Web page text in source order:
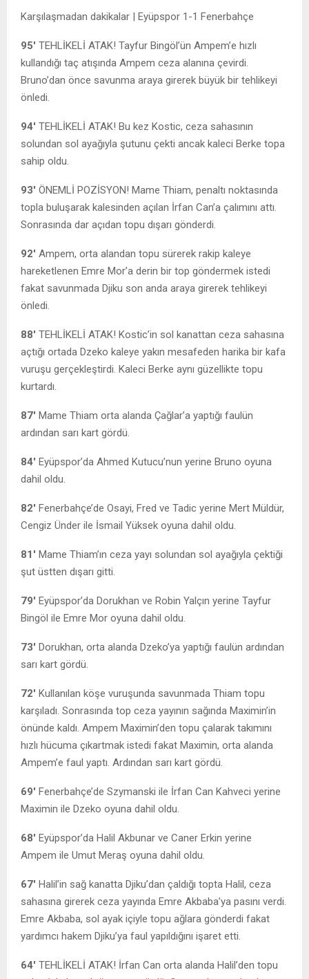
Karşılaşmadan dakikalar | Eyüpspor 1-1 Fenerbahçe
95′ TEHLİKELİ ATAK! Tayfur Bingöl’ün Ampem’e hızlı
kullandığı taç atışında Ampem ceza alanına çevirdi.
Bruno’dan önce savunma araya girerek büyük bir tehlikeyi
önledi.
94′ TEHLİKELİ ATAK! Bu kez Kostic, ceza sahasının
solundan sol ayağıyla şutunu çekti ancak kaleci Berke topa
sahip oldu.
93′ ÖNEMLİ POZİSYON! Mame Thiam, penaltı noktasında
topla buluşarak kalesinden açılan İrfan Can’a çalımını attı.
Sonrasında dar açıdan topu dışarı gönderdi.
92′ Ampem, orta alandan topu sürerek rakip kaleye
hareketlenen Emre Mor’a derin bir top göndermek istedi
fakat savunmada Djiku son anda araya girerek tehlikeyi
önledi.
88′ TEHLİKELİ ATAK! Kostic’in sol kanattan ceza sahasına
açtığı ortada Dzeko kaleye yakın mesafeden harika bir kafa
vuruşu gerçekleştirdi. Kaleci Berke aynı güzellikte topu
kurtardı.
87′ Mame Thiam orta alanda Çağlar’a yaptığı faulün
ardından sarı kart gördü.
84′ Eyüpspor’da Ahmed Kutucu’nun yerine Bruno oyuna
dahil oldu.
82′ Fenerbahçe’de Osayi, Fred ve Tadic yerine Mert Müldür,
Cengiz Ünder ile İsmail Yüksek oyuna dahil oldu.
81′ Mame Thiam’ın ceza yayı solundan sol ayağıyla çektiği
şut üstten dışarı gitti.
79′ Eyüpspor’da Dorukhan ve Robin Yalçın yerine Tayfur
Bingöl ile Emre Mor oyuna dahil oldu.
73′ Dorukhan, orta alanda Dzeko’ya yaptığı faulün ardından
sarı kart gördü.
72′ Kullanılan köşe vuruşunda savunmada Thiam topu
karşıladı. Sonrasında top ceza yayının sağında Maximin’in
önünde kaldı. Ampem Maximin’den topu çalarak takımını
hızlı hücuma çıkartmak istedi fakat Maximin, orta alanda
Ampem’e faul yaptı. Ardından sarı kart gördü.
69′ Fenerbahçe’de Szymanski ile İrfan Can Kahveci yerine
Maximin ile Dzeko oyuna dahil oldu.
68′ Eyüpspor’da Halil Akbunar ve Caner Erkin yerine
Ampem ile Umut Meraş oyuna dahil oldu.
67′ Halil’in sağ kanatta Djiku’dan çaldığı topta Halil, ceza
sahasına girerek ceza yayında Emre Akbaba’ya pasını verdi.
Emre Akbaba, sol ayak içiyle topu ağlara gönderdi fakat
yardımcı hakem Djiku’ya faul yapıldığını işaret etti.
64′ TEHLİKELİ ATAK! İrfan Can orta alanda Halil’den topu